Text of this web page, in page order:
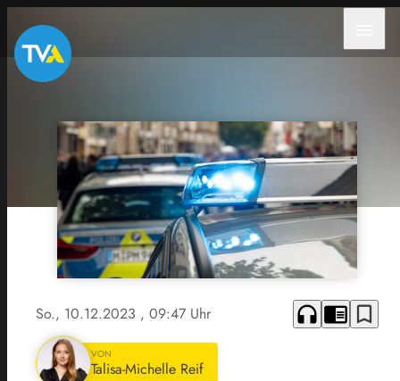
So., 10.12.2023 , 09:47 Uhr headphones chrome_reader_mode bookmark_border
VON
Talisa-Michelle Reif